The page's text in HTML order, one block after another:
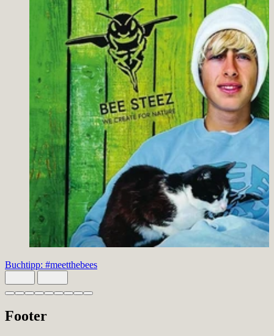
Buchtipp: #meetthebees
Slide 1 von 9 aktiv
Footer